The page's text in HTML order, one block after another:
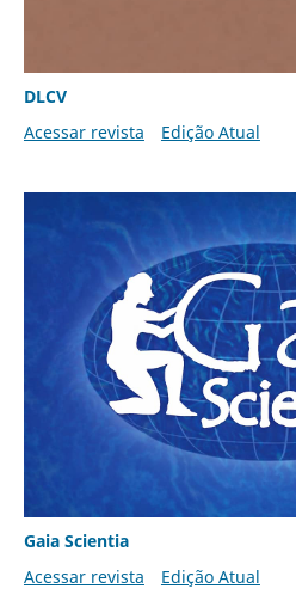
DLCV
Acessar revista
Edição Atual
Gaia Scientia
Acessar revista
Edição Atual